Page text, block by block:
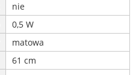
nie
0,5 W
matowa
61 cm